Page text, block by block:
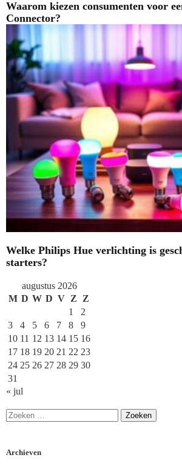
Waarom kiezen consumenten voor
Connector?
Welke Philips Hue verlichting is
starters?
augustus 2026
M D W D V Z
Z
1
2
3
4 5 6 7 8
9
10 11 12 13 14 15 16
17 18 19 20 21 22 23
24 25 26 27 28 29 30
31
« jul
Archieven